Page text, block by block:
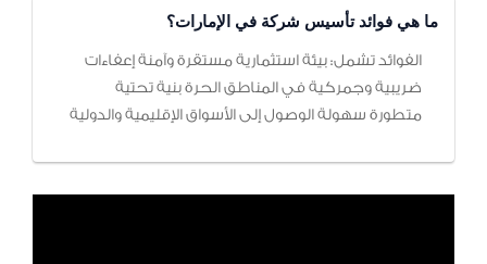
ما هي فوائد تأسيس شركة في الإمارات؟
الفوائد تشمل: بيئة استثمارية مستقرة وآمنة إعفاءات
ضريبية وجمركية في المناطق الحرة بنية تحتية
متطورة سهولة الوصول إلى الأسواق الإقليمية والدولية